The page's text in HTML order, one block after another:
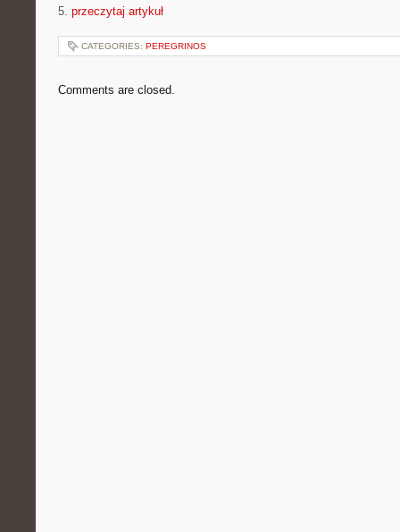
5. przeczytaj artykuł
CATEGORIES: PEREGRINOS
Comments are closed.